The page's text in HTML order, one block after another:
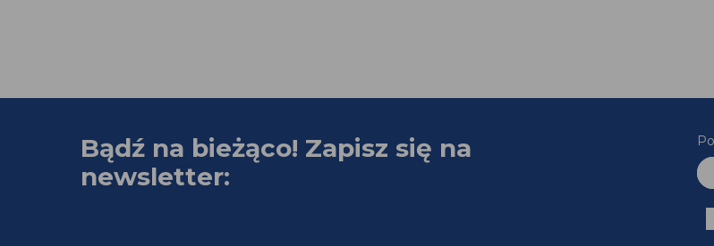
Bądź na bieżąco! Zapisz się na
newsletter: